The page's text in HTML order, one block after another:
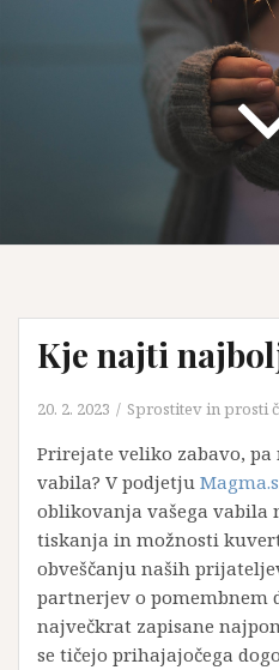
Kje najti
20. 2. 2023 Sprostitev in prosti
Prirejate veliko zabavo,
vabila? V podjetju
oblikovanja vašega vabila
tiskanja in možnosti
obveščanju naših
partnerjev o pomembnem
največkrat zapisane
se tičejo prihajajočega